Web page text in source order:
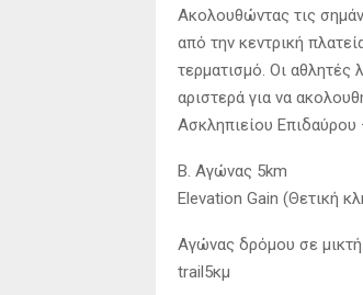
Ακολουθώντας τις
από την κεντρική
τερματισμό. Οι αθλητές
αριστερά για να
Ασκληπιείου Επιδαύρου
B. Αγώνας 5km
Elevation Gain (Θετική
Αγώνας δρόμου σε
trail5κμ